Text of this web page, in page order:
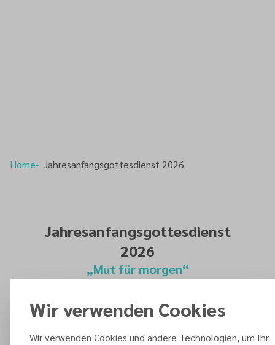
Home Jahresanfangsgottesdienst 2026
Jahresanfangsgottesdienst
2026
„Mut für morgen“
10.01.2026 um 10:30 Uhr auf HopeTV,
unserem YouTube-Kanal @adventistenDE
sowie hier ausgestrahlt und wird aufgrund
Wir verwenden Cookies
Wir verwenden Cookies und andere Technologien, um Ihr